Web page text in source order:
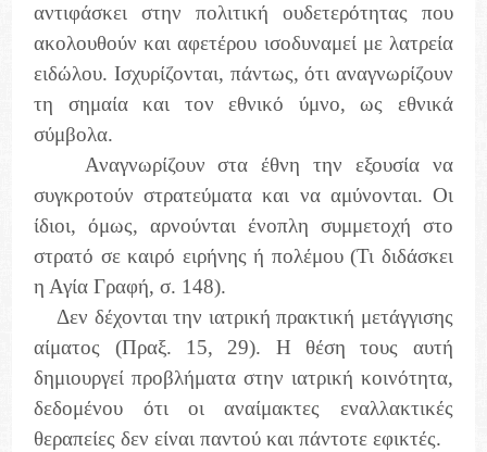
αντιφάσκει στην πολιτική ουδετερότητας που
ακολουθούν και αφετέρου ισοδυναμεί με λατρεία
ειδώλου. Ισχυρίζονται, πάντως, ότι αναγνωρίζουν
τη σημαία και τον εθνικό ύμνο, ως εθνικά
σύμβολα.
Αναγνωρίζουν στα έθνη την εξουσία να
συγκροτούν στρατεύματα και να αμύνονται. Οι
ίδιοι, όμως, αρνούνται ένοπλη συμμετοχή στο
στρατό σε καιρό ειρήνης ή πολέμου (Τι διδάσκει
η Αγία Γραφή, σ. 148).
Δεν δέχονται την ιατρική πρακτική μετάγγισης
αίματος (Πραξ. 15, 29). Η θέση τους αυτή
δημιουργεί προβλήματα στην ιατρική κοινότητα,
δεδομένου ότι οι αναίμακτες εναλλακτικές
θεραπείες δεν είναι παντού και πάντοτε εφικτές.